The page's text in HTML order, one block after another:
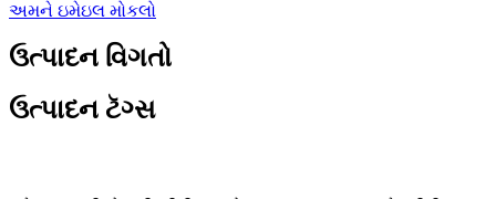
અમને ઇમેઇલ મોકલો
ઉત્પાદન વિગતો
ઉત્પાદન ટૅગ્સ